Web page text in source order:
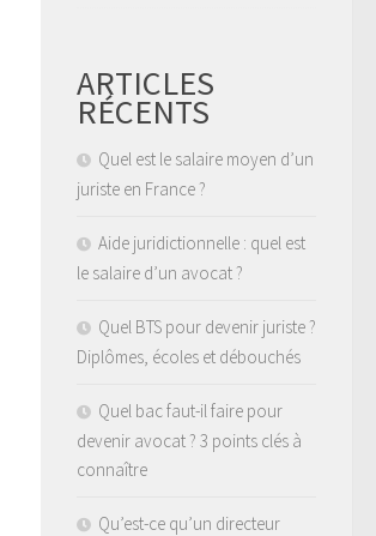
ARTICLES
RÉCENTS
Quel est le salaire moyen d’un
juriste en France ?
Aide juridictionnelle : quel est
le salaire d’un avocat ?
Quel BTS pour devenir juriste ?
Diplômes, écoles et débouchés
Quel bac faut-il faire pour
devenir avocat ? 3 points clés à
connaître
Qu’est-ce qu’un directeur